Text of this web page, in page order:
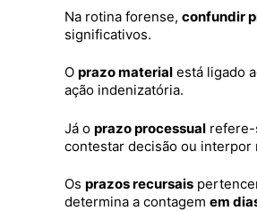
Na rotina forense, confundir
significativos.
O prazo material está ligado
ação indenizatória.
Já o prazo processual refere-
contestar decisão ou interpor
Os prazos recursais
determina a contagem em